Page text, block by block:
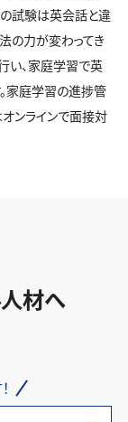
試験は英会話と違
の力が変わってき
い、家庭学習で英
家庭学習の進捗管
ンラインで面接対
材へ